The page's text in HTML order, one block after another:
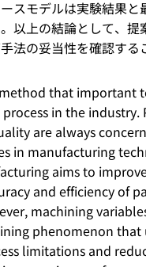
スモデルは実験結果と
以上の結論として、提
法の妥当性を確認する
that important
in the industry.
are always
in manufacturing
aims to
and efficiency of
machining
phenomenon that
limitations and